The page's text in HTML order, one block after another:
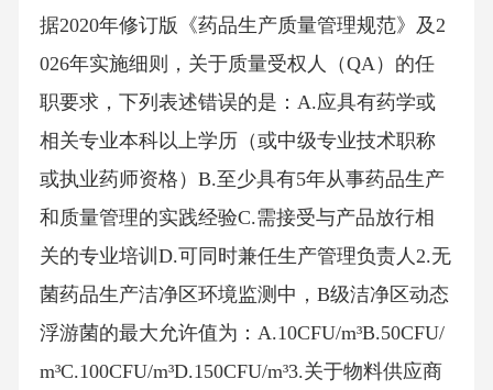
据2020年修订版《药品生产质量管理规范》及2
026年实施细则，关于质量受权人（QA）的任
职要求，下列表述错误的是：A.应具有药学或
相关专业本科以上学历（或中级专业技术职称
或执业药师资格）B.至少具有5年从事药品生产
和质量管理的实践经验C.需接受与产品放行相
关的专业培训D.可同时兼任生产管理负责人2.无
菌药品生产洁净区环境监测中，B级洁净区动态
浮游菌的最大允许值为：A.10CFU/m³B.50CFU/
m³C.100CFU/m³D.150CFU/m³3.关于物料供应商